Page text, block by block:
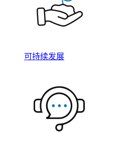
可持续发展